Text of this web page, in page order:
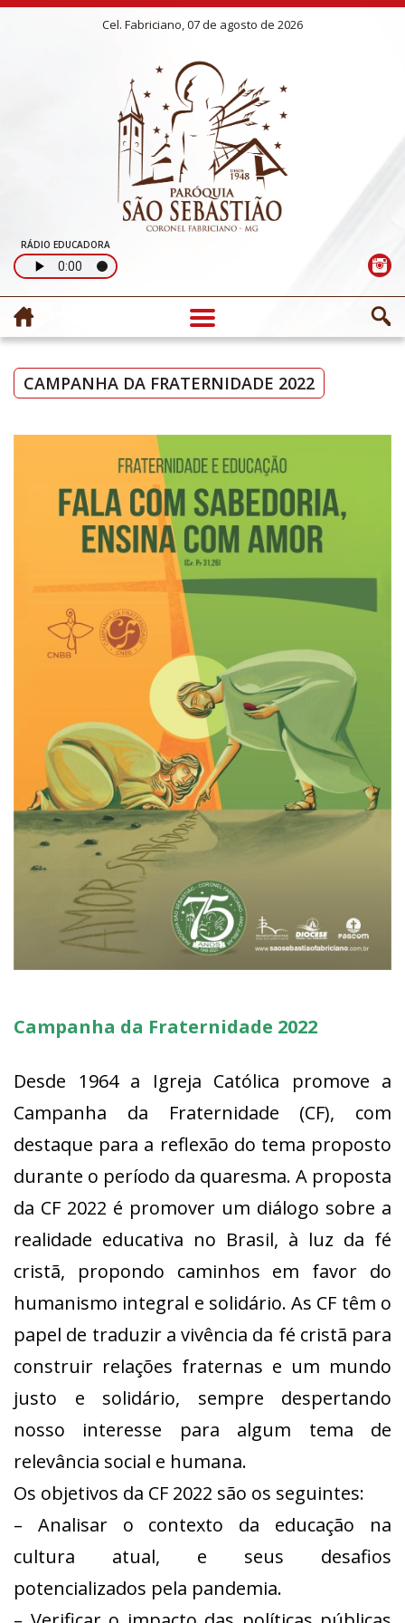
Cel. Fabriciano, 07 de agosto de 2026
RÁDIO EDUCADORA
CAMPANHA DA FRATERNIDADE 2022
Campanha da Fraternidade 2022
Desde 1964 a Igreja Católica promove a
Campanha da Fraternidade (CF), com
destaque para a reflexão do tema proposto
durante o período da quaresma. A proposta
da CF 2022 é promover um diálogo sobre a
realidade educativa no Brasil, à luz da fé
cristã, propondo caminhos em favor do
humanismo integral e solidário. As CF têm o
papel de traduzir a vivência da fé cristã para
construir relações fraternas e um mundo
justo e solidário, sempre despertando
nosso interesse para algum tema de
relevância social e humana.
Os objetivos da CF 2022 são os seguintes:
– Analisar o contexto da educação na
cultura atual, e seus desafios
potencializados pela pandemia.